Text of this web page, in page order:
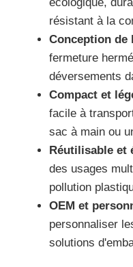
résistant à la
Conception de
fermeture
déversements
Compact et
facile à
sac à main ou
Réutilisable et
des usages
pollution
OEM et
personnaliser
solutions